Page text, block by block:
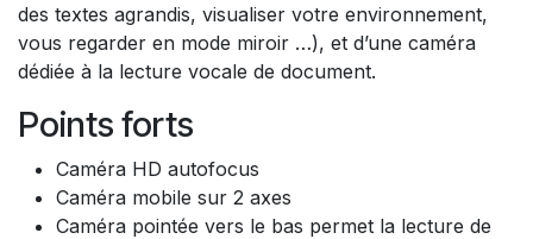
des textes agrandis, visualiser votre environnement,
vous regarder en mode miroir …), et d’une caméra
dédiée à la lecture vocale de document.
Points forts
Caméra HD autofocus
Caméra mobile sur 2 axes
Caméra pointée vers le bas permet la lecture de